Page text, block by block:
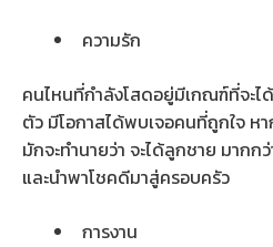
ความรัก
คนไหนที่กำลังโสดอยู่มีเกณฑ์ที่จะไ
ตัว มีโอกาสได้พบเจอคนที่ถูกใจ ห
มักจะทำนายว่า จะได้ลูกชาย มาก
และนำพาโชคดีมาสู่ครอบครัว
การงาน